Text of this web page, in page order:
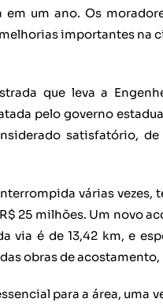
um ano. Os
importantes na
que leva a
pelo governo
satisfatório,
várias vezes,
25 milhões. Um novo
via é de 13,42 km, e
obras de
para a área, uma